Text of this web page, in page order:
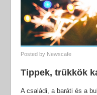
Posted by Newscafe
Tippek, trükkök
A családi, a baráti és a